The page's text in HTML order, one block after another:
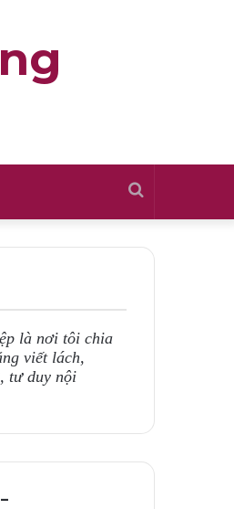
Tìm
kiếm
là nơi tôi chia
viết lách,
tư duy nội